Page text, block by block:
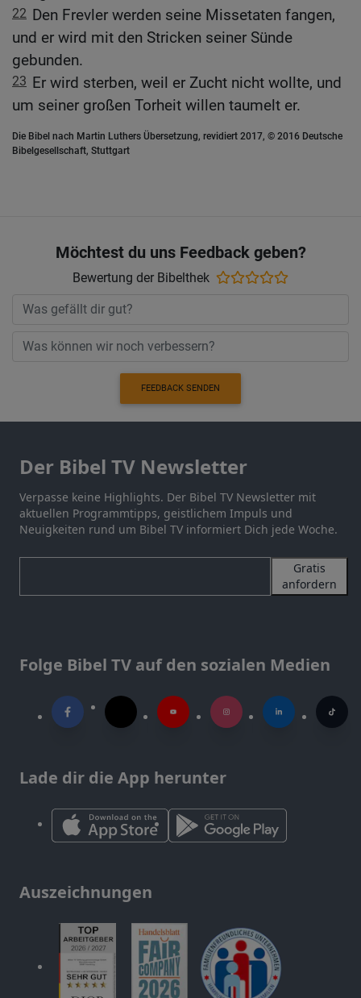
22 Den Frevler werden seine Missetaten fangen,
und er wird mit den Stricken seiner Sünde
gebunden.
23 Er wird sterben, weil er Zucht nicht wollte, und
um seiner großen Torheit willen taumelt er.
Die Bibel nach Martin Luthers Übersetzung, revidiert 2017, © 2016 Deutsche
Bibelgesellschaft, Stuttgart
Möchtest du uns Feedback geben?
Bewertung der Bibelthek
FEEDBACK SENDEN
Der Bibel TV Newsletter
Verpasse keine Highlights. Der Bibel TV Newsletter mit
aktuellen Programmtipps, geistlichem Impuls und
Neuigkeiten rund um Bibel TV informiert Dich jede Woche.
Gratis
anfordern
Folge Bibel TV auf den sozialen Medien
Lade dir die App herunter
Auszeichnungen